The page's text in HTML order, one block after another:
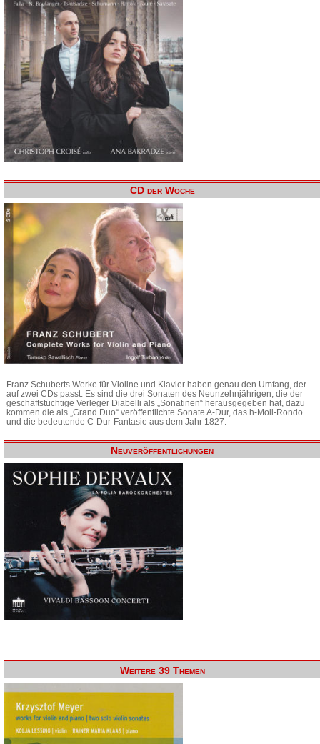
CD der Woche
Franz Schuberts Werke für Violine und Klavier haben genau den Umfang, der
auf zwei CDs passt. Es sind die drei Sonaten des Neunzehnjährigen, die der
geschäftstüchtige Verleger Diabelli als „Sonatinen“ herausgegeben hat, dazu
kommen die als „Grand Duo“ veröffentlichte Sonate A-Dur, das h-Moll-Rondo
und die bedeutende C-Dur-Fantasie aus dem Jahr 1827.
Neuveröffentlichungen
Weitere 39 Themen